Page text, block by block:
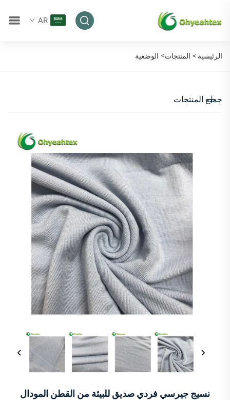
AR
الرئيسية > المنتجات> الوضعية
جميع المنتجات
نسيج جيرسي فردي صديق للبيئة من القطن المودال